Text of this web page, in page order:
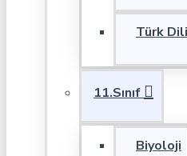
Türk
11.Sınıf
Biyoloji